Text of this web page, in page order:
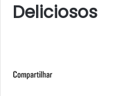
Deliciosos